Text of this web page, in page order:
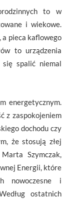
to w
i wiekowe.
a pieca kaflowego
to urządzenia
spalić niemal
energetycznym.
z zaspokojeniem
dochodu czy
że stosują złej
Szymczak,
Energii, które
nowoczesne i
ostatnich